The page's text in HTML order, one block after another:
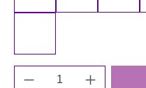
Produkt Anzahl: